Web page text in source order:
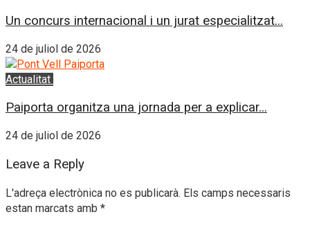
Un concurs internacional i un jurat especialitzat...
24 de juliol de 2026
Actualitat
Paiporta organitza una jornada per a explicar...
24 de juliol de 2026
Leave a Reply
L'adreça electrònica no es publicarà. Els camps necessaris
estan marcats amb *